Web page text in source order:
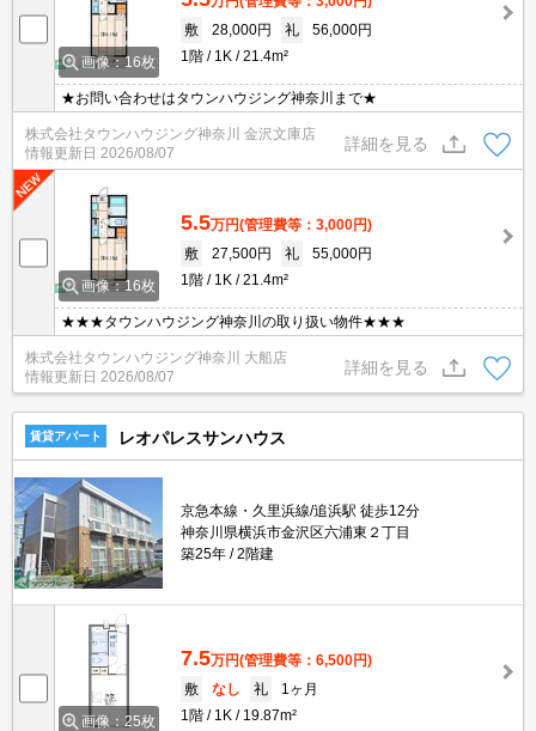
画像：16枚
敷
28,000円 礼
56,000円
1階
1K 21.4m²
★お問い合わせはタウンハウジング神奈川まで★
株式会社タウンハウジング神奈川 金沢文庫店
情報更新日 2026/08/07
詳細を見る
画像：16枚
5.5万円(管理費等：3,000円)
敷
27,500円 礼
55,000円
1階
1K 21.4m²
★★★タウンハウジング神奈川の取り扱い物件★★★
株式会社タウンハウジング神奈川 大船店
情報更新日 2026/08/07
詳細を見る
賃貸アパート レオパレスサンハウス
京急本線・久里浜線/追浜駅 徒歩12分
神奈川県横浜市金沢区六浦東２丁目
築25年
2階建
画像：25枚
7.5万円(管理費等：6,500円)
敷
なし 礼
1ヶ月
1階
1K 19.87m²